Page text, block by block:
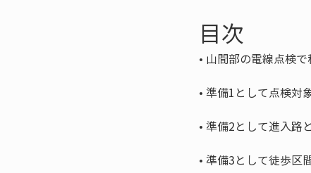
目次
•
•
•
•